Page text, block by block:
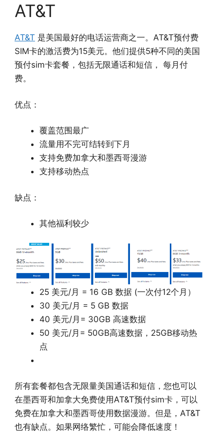
AT&T
AT&T 是美国最好的电话运营商之一。AT&T预付费
SIM卡的激活费为15美元。他们提供5种不同的美国
预付sim卡套餐，包括无限通话和短信， 每月付
费。
优点：
覆盖范围最广
流量用不完可结转到下月
支持免费加拿大和墨西哥漫游
支持移动热点
缺点：
其他福利较少
25 美元/月 = 16 GB 数据 (一次付12个月）
30 美元/月 = 5 GB 数据
40 美元/月= 30GB 高速数据
50 美元/月= 50GB高速数据，25GB移动热
点
所有套餐都包含无限量美国通话和短信，您也可以
在墨西哥和加拿大免费使用AT&T预付sim卡，可以
免费在加拿大和墨西哥使用数据漫游。但是，AT&T
也有缺点。如果网络繁忙，可能会降低速度！